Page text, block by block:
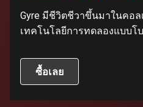
Gyre มีชีวิตชีวาขึ้นมาในคอ
เทคโนโลยีการทดลองแบบโ
ซื้อเลย